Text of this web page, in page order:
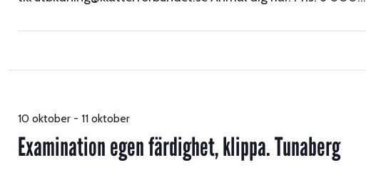
Examination egen färdighet, klippa. Tunaberg
10 oktober - 11 oktober